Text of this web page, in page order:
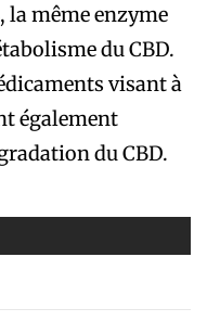
la même enzyme
du CBD.
visant à
également
du CBD.